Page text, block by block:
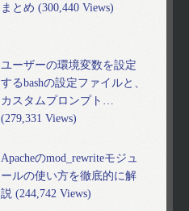
まとめ (300,440 Views)
ユーザーの環境変数を設定
するbashの設定ファイルと、
カスタムプロンプト…
(279,331 Views)
Apacheのmod_rewriteモジュ
ールの使い方を徹底的に解
説 (244,742 Views)